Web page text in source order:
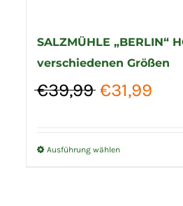
SALZMÜHLE „BERLIN“
verschiedenen Größen
€39,99
Ursprünglicher
€39,99
€31,99
Ausführung wählenDieses